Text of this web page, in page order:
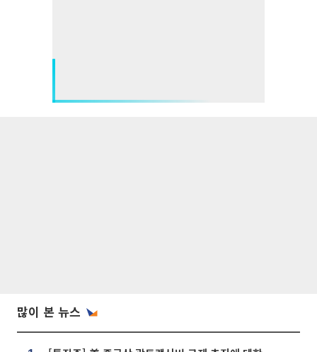
많이 본 뉴스